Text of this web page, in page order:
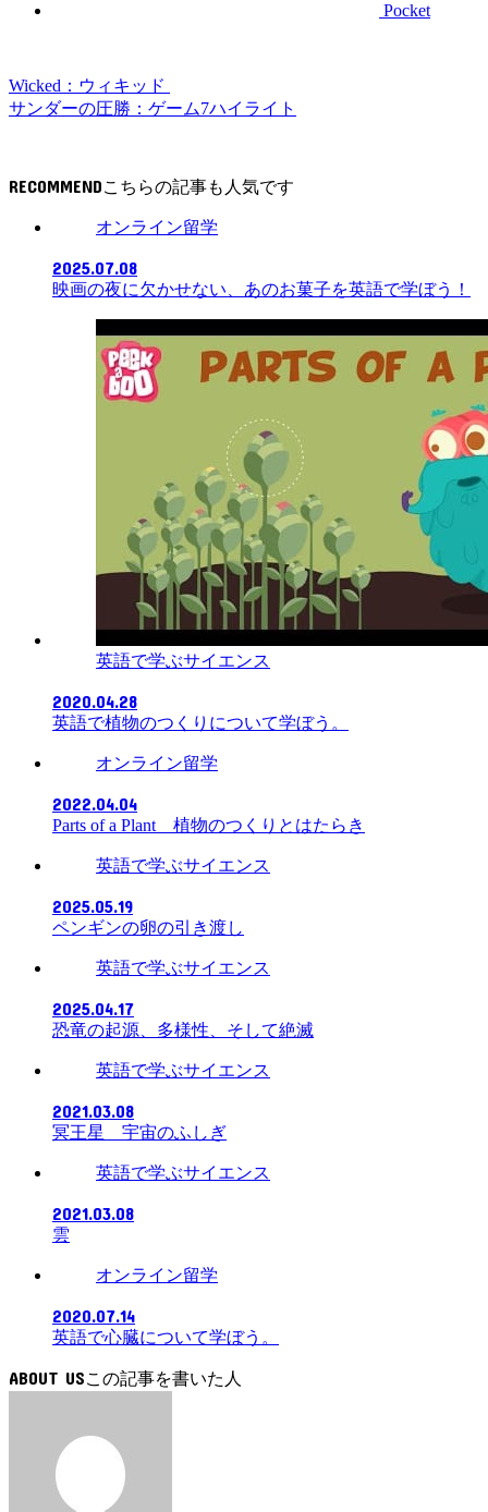
Pocket
Wicked：ウィキッド
サンダーの圧勝：ゲーム7ハイライト
RECOMMEND
オンライン留学
2025.07.08
映画の夜に欠かせない、あのお菓子を英語で学ぼう！
英語で学ぶサイエンス
2020.04.28
英語で植物のつくりについて学ぼう。
オンライン留学
2022.04.04
Parts of a Plant 植物のつくりとはたらき
英語で学ぶサイエンス
2025.05.19
ペンギンの卵の引き渡し
英語で学ぶサイエンス
2025.04.17
恐竜の起源、多様性、そして絶滅
英語で学ぶサイエンス
2021.03.08
冥王星 宇宙のふしぎ
英語で学ぶサイエンス
2021.03.08
雲
オンライン留学
2020.07.14
英語で心臓について学ぼう。
ABOUT US